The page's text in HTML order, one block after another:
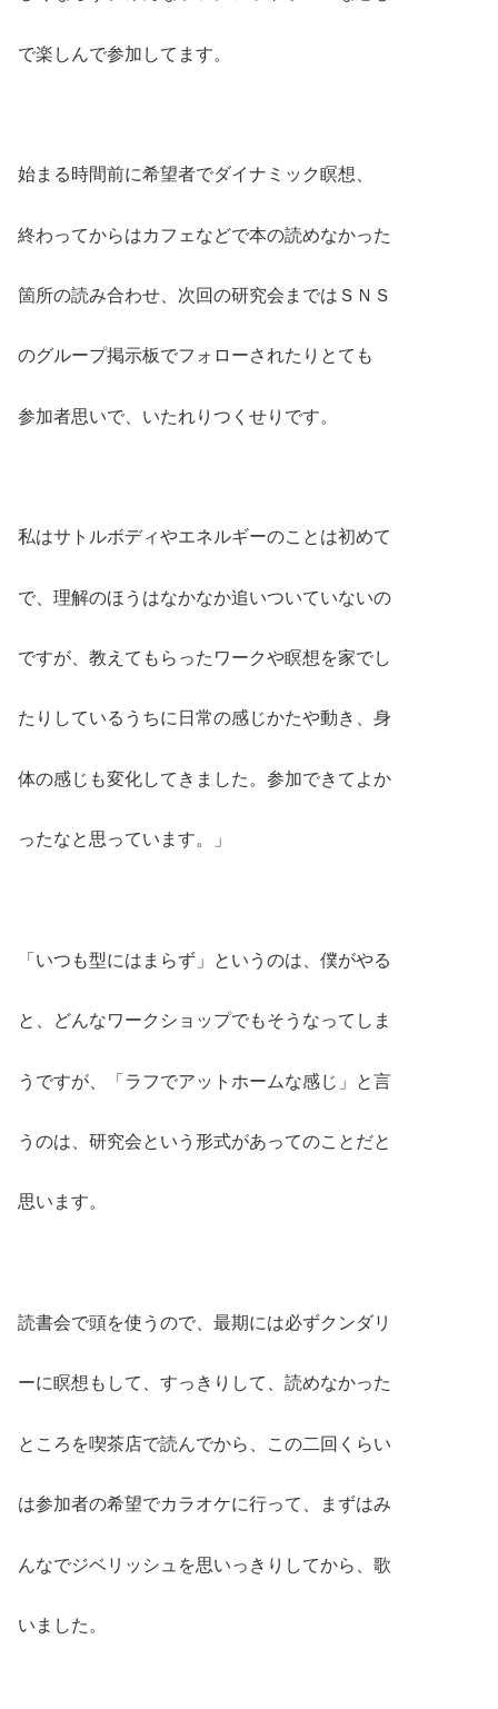
で楽しんで参加してます。
始まる時間前に希望者でダイナミック瞑想、
終わってからはカフェなどで本の読めなかった
箇所の読み合わせ、次回の研究会まではＳＮＳ
のグループ掲示板でフォローされたりとても
参加者思いで、いたれりつくせりです。
私はサトルボディやエネルギーのことは初めて
で、理解のほうはなかなか追いついていないの
ですが、教えてもらったワークや瞑想を家でし
たりしているうちに日常の感じかたや動き、身
体の感じも変化してきました。参加できてよか
ったなと思っています。」
「いつも型にはまらず」というのは、僕がやる
と、どんなワークショップでもそうなってしま
うですが、「ラフでアットホームな感じ」と言
うのは、研究会という形式があってのことだと
思います。
読書会で頭を使うので、最期には必ずクンダリ
ーに瞑想もして、すっきりして、読めなかった
ところを喫茶店で読んでから、この二回くらい
は参加者の希望でカラオケに行って、まずはみ
んなでジベリッシュを思いっきりしてから、歌
いました。